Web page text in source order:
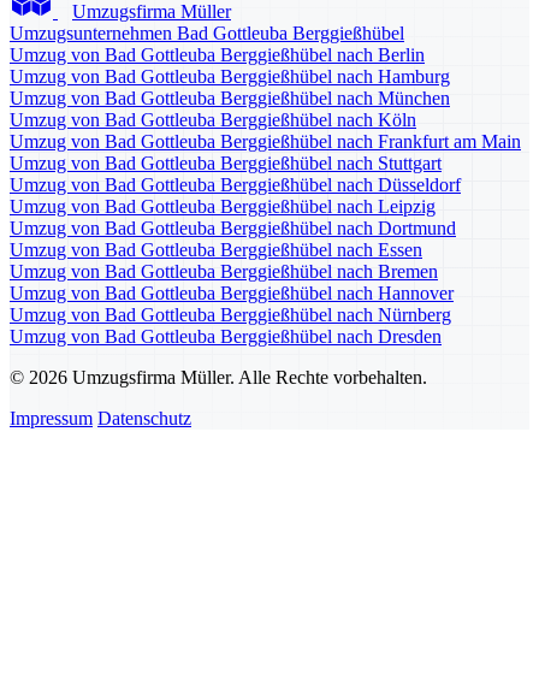
Umzugsfirma Müller
Umzugsunternehmen Bad Gottleuba Berggießhübel
Umzug von Bad Gottleuba Berggießhübel nach Berlin
Umzug von Bad Gottleuba Berggießhübel nach Hamburg
Umzug von Bad Gottleuba Berggießhübel nach München
Umzug von Bad Gottleuba Berggießhübel nach Köln
Umzug von Bad Gottleuba Berggießhübel nach Frankfurt am Main
Umzug von Bad Gottleuba Berggießhübel nach Stuttgart
Umzug von Bad Gottleuba Berggießhübel nach Düsseldorf
Umzug von Bad Gottleuba Berggießhübel nach Leipzig
Umzug von Bad Gottleuba Berggießhübel nach Dortmund
Umzug von Bad Gottleuba Berggießhübel nach Essen
Umzug von Bad Gottleuba Berggießhübel nach Bremen
Umzug von Bad Gottleuba Berggießhübel nach Hannover
Umzug von Bad Gottleuba Berggießhübel nach Nürnberg
Umzug von Bad Gottleuba Berggießhübel nach Dresden
© 2026 Umzugsfirma Müller. Alle Rechte vorbehalten.
Impressum Datenschutz